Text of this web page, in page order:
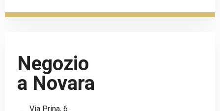
Negozio
a Novara
Via Prina, 6